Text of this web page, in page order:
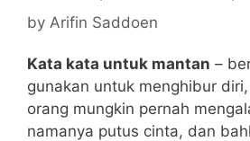
by Arifin Saddoen
Kata kata untuk mantan –
gunakan untuk menghibur
orang mungkin pernah
namanya putus cinta, dan